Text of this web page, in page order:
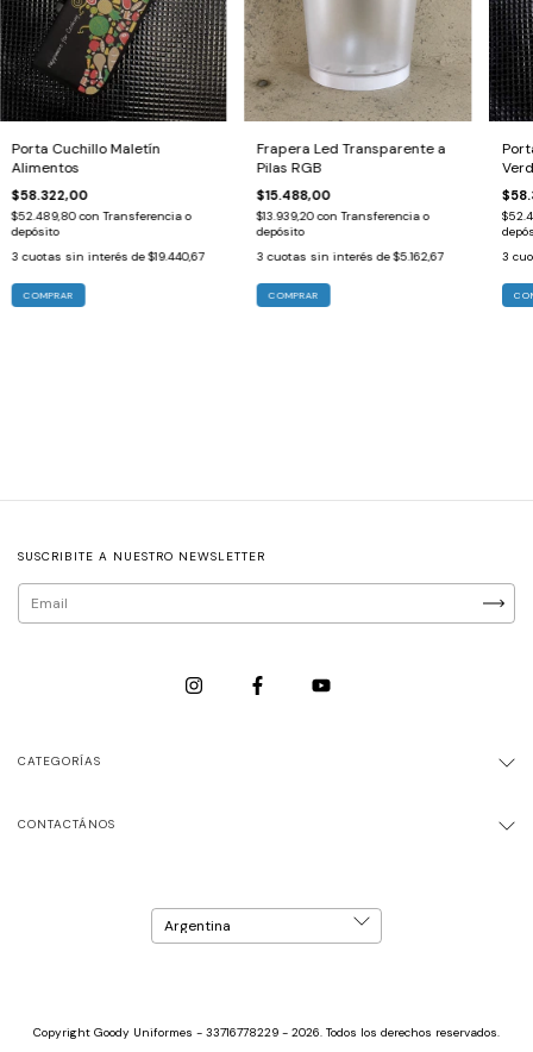
Porta Cuchillo Maletín
Alimentos
$58.322,00
$52.489,80con Transferencia o
depósito
3 cuotas sin interés de$19.440,67
Frapera Led Transparente a
Pilas RGB
$15.488,00
$13.939,20con Transferencia o
depósito
3 cuotas sin interés de$5.162,67
3
SUSCRIBITE A NUESTRO NEWSLETTER
CATEGORÍAS
CONTACTÁNOS
Copyright Goody Uniformes - 33716778229 - 2026. Todos los derechos reservados.